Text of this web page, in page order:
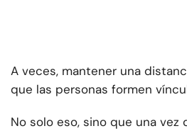
A veces, mantener una
que las personas formen
No solo eso, sino que una vez